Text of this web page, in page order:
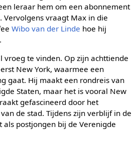
leraar hem om een abonnement
vraagt Max in die
Wibo van der Linde hoe hij
vroeg te vinden. Op zijn achttiende
New York, waarmee een
gaat. Hij maakt een rondreis van
Staten, maar het is vooral New
gefascineerd door het
de stad. Tijdens zijn verblijf in de
als postjongen bij de Verenigde